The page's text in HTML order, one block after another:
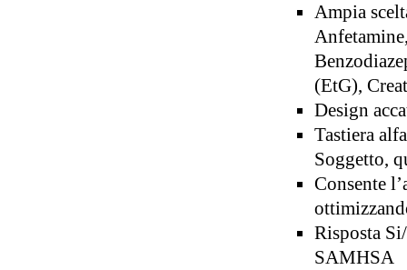
Ampia
(EtG),
Design
Tastiera
Soggetto,
Consente
Risposta
SAMHSA